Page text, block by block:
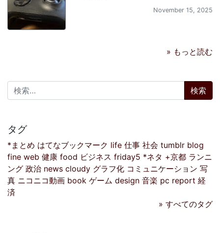
November 15, 2025
» もっと読む
検索:
タグ
*まとめ はてなブックマーク life 仕事 社会 tumblr blog
fine web 健康 food ビジネス friday5 *ネタ +京都 ランニ
ング 政治 news cloudy グラフ化 コミュニケーション 写
真 ニコニコ動画 book ゲーム design 音楽 pc report 経
済
» すべてのタグ